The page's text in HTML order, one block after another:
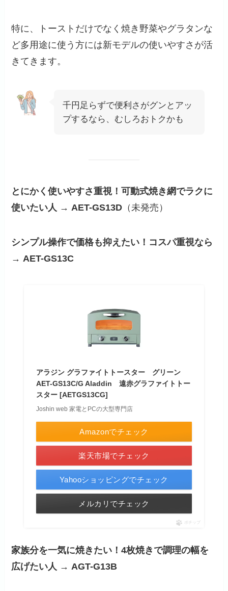
特に、トーストだけでなく焼き野菜やグラタンな
ど多用途に使う方には新モデルの使いやすさが活
きてきます。
千円足らずで便利さがグンとアッ
プするなら、むしろおトクかも
とにかく使いやすさ重視！可動式焼き網でラクに
使いたい人 → AET-GS13D （未発売）
シンプル操作で価格も抑えたい！コスパ重視なら
→ AET-GS13C
アラジン グラファイトトースター グリーン
AET-GS13C/G Aladdin 遠赤グラファイトトー
スター [AETGS13CG]
Joshin web 家電とPCの大型専門店
Amazonでチェック
楽天市場でチェック
Yahooショッピングでチェック
メルカリでチェック
ポチップ
家族分を一気に焼きたい！4枚焼きで調理の幅を
広げたい人 → AGT-G13B